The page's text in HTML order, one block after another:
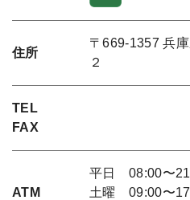
住所
〒669-1357 兵
２
TEL
FAX
ATM
平日 08:00〜
土曜 09:00〜